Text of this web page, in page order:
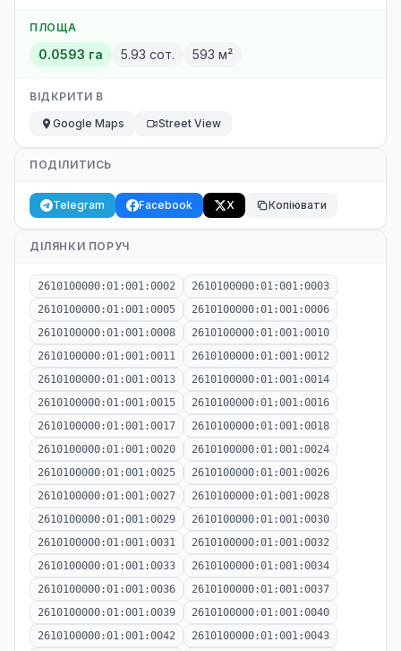
ПЛОЩА
0.0593 га 5.93 сот. 593 м²
ВІДКРИТИ В
Google Maps
Street View
ПОДІЛИТИСЬ
Telegram Facebook X Копіювати
ДІЛЯНКИ ПОРУЧ
2610100000:01:001:0002
2610100000:01:001:0003
2610100000:01:001:0005
2610100000:01:001:0006
2610100000:01:001:0008
2610100000:01:001:0010
2610100000:01:001:0011
2610100000:01:001:0012
2610100000:01:001:0013
2610100000:01:001:0014
2610100000:01:001:0015
2610100000:01:001:0016
2610100000:01:001:0017
2610100000:01:001:0018
2610100000:01:001:0020
2610100000:01:001:0024
2610100000:01:001:0025
2610100000:01:001:0026
2610100000:01:001:0027
2610100000:01:001:0028
2610100000:01:001:0029
2610100000:01:001:0030
2610100000:01:001:0031
2610100000:01:001:0032
2610100000:01:001:0033
2610100000:01:001:0034
2610100000:01:001:0036
2610100000:01:001:0037
2610100000:01:001:0039
2610100000:01:001:0040
2610100000:01:001:0042
2610100000:01:001:0043